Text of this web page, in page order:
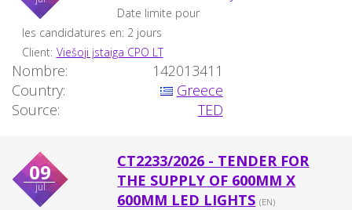
Date limite pour
les candidatures en: 2 jours
Client: Viešoji įstaiga CPO LT
Nombre:
142013411
Country:
Greece
Source:
TED
09
jul
CT2233/2026 - TENDER FOR
THE SUPPLY OF 600MM X
600MM LED LIGHTS (EN)